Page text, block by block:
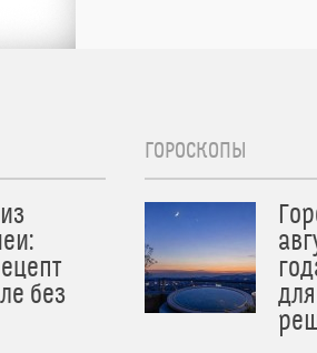
без
ГОРОСКОПЫ